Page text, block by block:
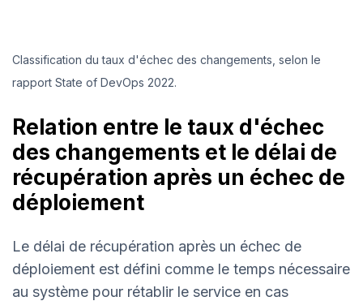
Classification du taux d'échec des changements, selon le
rapport State of DevOps 2022.
Relation entre le taux d'échec
des changements et le délai de
récupération après un échec de
déploiement
Le délai de récupération après un échec de
déploiement est défini comme le temps nécessaire
au système pour rétablir le service en cas